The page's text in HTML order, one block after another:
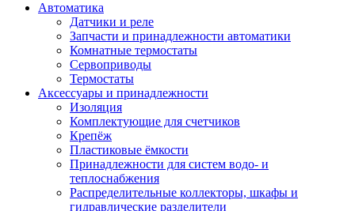
Автоматика
Датчики и реле
Запчасти и принадлежности автоматики
Комнатные термостаты
Сервоприводы
Термостаты
Аксессуары и принадлежности
Изоляция
Комплектующие для счетчиков
Крепёж
Пластиковые ёмкости
Принадлежности для систем водо- и
теплоснабжения
Распределительные коллекторы, шкафы и
гидравлические разделители